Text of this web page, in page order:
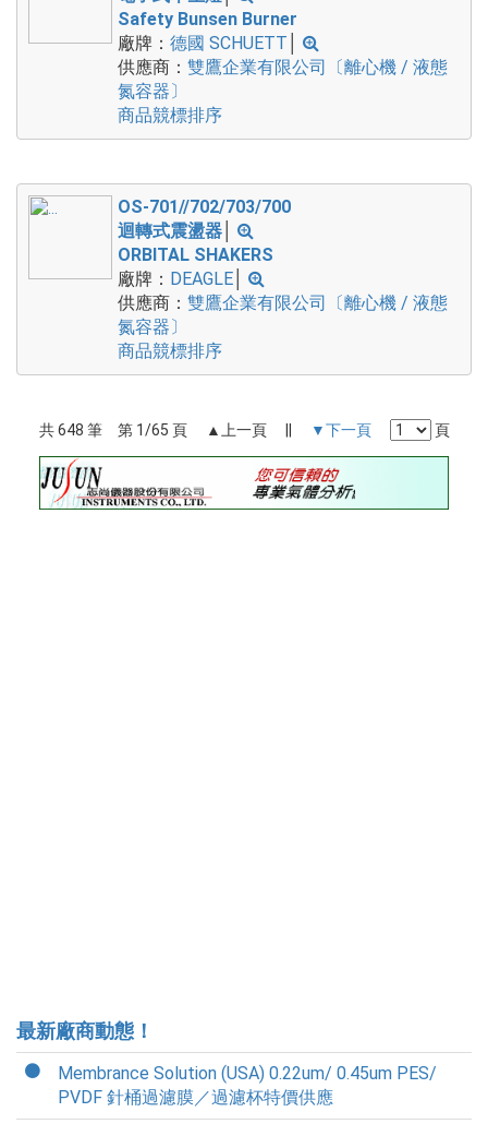
Safety Bunsen Burner
廠牌： 德國 SCHUETT
供應商： 雙鷹企業有限公司〔離心機 / 液態
氮容器〕
商品競標排序
OS-701//702/703/700
迴轉式震盪器
ORBITAL SHAKERS
廠牌： DEAGLE
供應商： 雙鷹企業有限公司〔離心機 / 液態
氮容器〕
商品競標排序
共 648 筆 第 1/65 頁 ▲上一頁 || ▼下一頁 頁
最新廠商動態！
Membrance Solution (USA) 0.22um/ 0.45um PES/
PVDF 針桶過濾膜／過濾杯特價供應